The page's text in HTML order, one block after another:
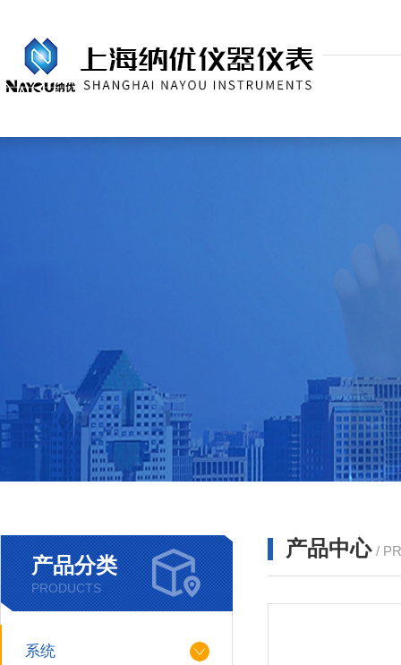
产品分类
PRODUCTS
系统
产品中心 /